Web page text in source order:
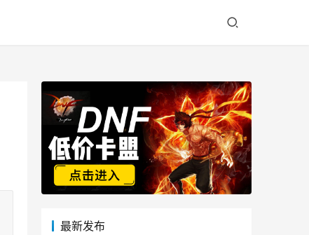
最新发布